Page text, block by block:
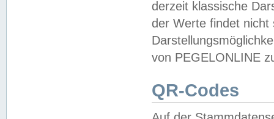
derzeit klassische
der Werte findet
von PEGELONLINE
QR-Codes